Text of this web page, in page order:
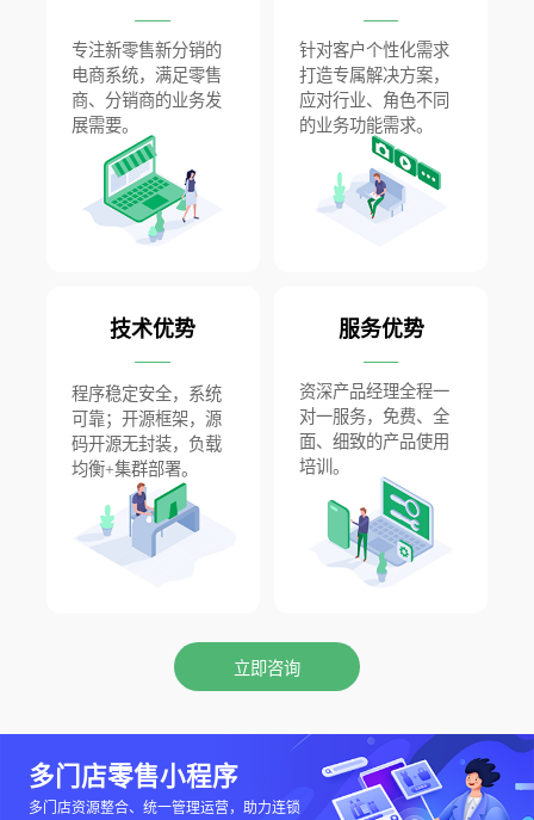
专注新零售新分销的
电商系统，满足零售
商、分销商的业务发
展需要。
针对客户个性化需求
打造专属解决方案，
应对行业、角色不同
的业务功能需求。
技术优势
程序稳定安全，系统
可靠；开源框架，源
码开源无封装，负载
均衡+集群部署。
服务优势
资深产品经理全程一
对一服务，免费、全
面、细致的产品使用
培训。
立即咨询
多门店零售小程序
多门店资源整合、统一管理运营，助力连锁